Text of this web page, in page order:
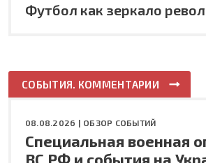
Футбол как зеркало
СОБЫТИЯ. КОММЕНТАРИИ
08.08.2026 | ОБЗОР СОБЫТИЙ
Специальная военная
ВС РФ и события на